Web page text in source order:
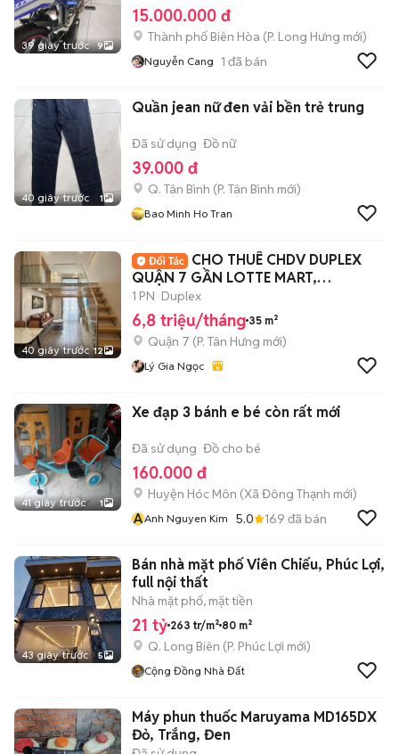
39 giây trước 9
15.000.000 đ
Thành phố Biên Hòa (P. Long Hưng mới)
Nguyễn Cang 1 đã bán
40 giây trước 1
Quần jean nữ đen vải bền trẻ trung
Đã sử dụng Đồ nữ
39.000 đ
Q. Tân Bình (P. Tân Bình mới)
Bao Minh Ho Tran
40 giây trước 12
CHO THUÊ CHDV DUPLEX
QUẬN 7 GẦN LOTTE MART,
CRESCENT MALL, Q1,4
1 PN Duplex
6,8 triệu/tháng 35 m²
Quận 7 (P. Tân Hưng mới)
Lý Gia Ngọc
41 giây trước 1
Xe đạp 3 bánh e bé còn rất mới
Đã sử dụng Đồ cho bé
160.000 đ
Huyện Hóc Môn (Xã Đông Thạnh mới)
AAnh Nguyen Kim 5.0 169 đã bán
43 giây trước 5
Bán nhà mặt phố Viên Chiếu, Phúc Lợi,
full nội thất
Nhà mặt phố, mặt tiền
21 tỷ 263 tr/m² 80 m²
Q. Long Biên (P. Phúc Lợi mới)
Cộng Đồng Nhà Đất
Máy phun thuốc Maruyama MD165DX
Đỏ, Trắng, Đen